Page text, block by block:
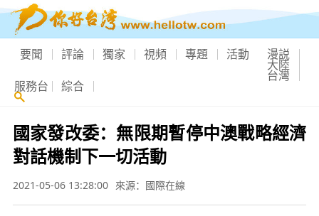
要聞 評論 獨家 視頻 專題 活動 漫説
大陸
台灣
服務台 綜合
國家發改委：無限期暫停中澳戰略經濟
對話機制下一切活動
2021-05-06 13:28:00 來源：國際在線